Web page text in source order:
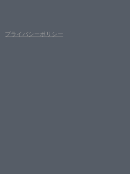
プライバシーポリシー